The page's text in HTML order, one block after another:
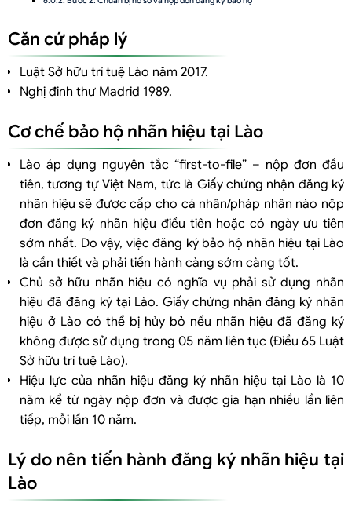
Bước 4: WIPO thẩm định hình thức và chuyển tải yêu cầu bảo hộ tới Cơ
quan đăng ký nhãn hiệu của Lào
Bước 5: Cấp đơn đăng ký bảo hộ hoặc thông báo từ chối cấp đơn đăng ký
bảo hộ
Đối với đăng ký trực tiếp tại Cục Sở hữu trí tuệ (DIP) Lào
Bước 1: Tiếp nhận đơn và thẩm định hình thức
Bước 2: Thẩm định nội dung
Dịch vụ đăng ký nhãn hiệu ở Lào của Luật Việt An
Căn cứ pháp lý
Luật Sở hữu trí tuệ Lào năm 2017.
Nghị đinh thư Madrid 1989.
Cơ chế bảo hộ nhãn hiệu tại Lào
Lào áp dụng nguyên tắc “first-to-file” – nộp đơn đầu
tiên, tương tự Việt Nam, tức là Giấy chứng nhận đăng ký
nhãn hiệu sẽ được cấp cho cá nhân/pháp nhân nào nộp
đơn đăng ký nhãn hiệu điều tiên hoặc có ngày ưu tiên
sớm nhất. Do vậy, việc đăng ký bảo hộ nhãn hiệu tại Lào
là cần thiết và phải tiến hành càng sớm càng tốt.
Chủ sở hữu nhãn hiệu có nghĩa vụ phải sử dụng nhãn
hiệu đã đăng ký tại Lào. Giấy chứng nhận đăng ký nhãn
hiệu ở Lào có thể bị hủy bỏ nếu nhãn hiệu đã đăng ký
không được sử dụng trong 05 năm liên tục (Điều 65 Luật
Sở hữu trí tuệ Lào).
Hiệu lực của nhãn hiệu đăng ký nhãn hiệu tại Lào là 10
năm kể từ ngày nộp đơn và được gia hạn nhiều lần liên
tiếp, mỗi lần 10 năm.
Lý do nên tiến hành đăng ký nhãn hiệu tại
Lào